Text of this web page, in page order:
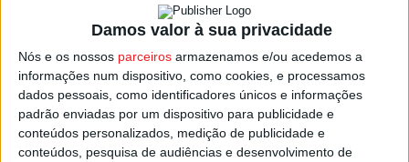
Damos valor à sua privacidade
Nós e os nossos parceiros armazenamos e/ou acedemos a
informações num dispositivo, como cookies, e processamos
dados pessoais, como identificadores únicos e informações
padrão enviadas por um dispositivo para publicidade e
conteúdos personalizados, medição de publicidade e
conteúdos, pesquisa de audiências e desenvolvimento de
entraram apenas 71, e desses há dois que estão
inoperacionais, por se encontrarem em manutenção, um
dos quais o helicóptero ligeiro da base deSanta Comba
Dão.
Dos 18 aviões médios anfíbios que integram o
dispositivo, há dois sediados na pista doAeródromo de